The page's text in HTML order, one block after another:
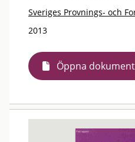
Sveriges Provnings- och
2013
Öppna dokument